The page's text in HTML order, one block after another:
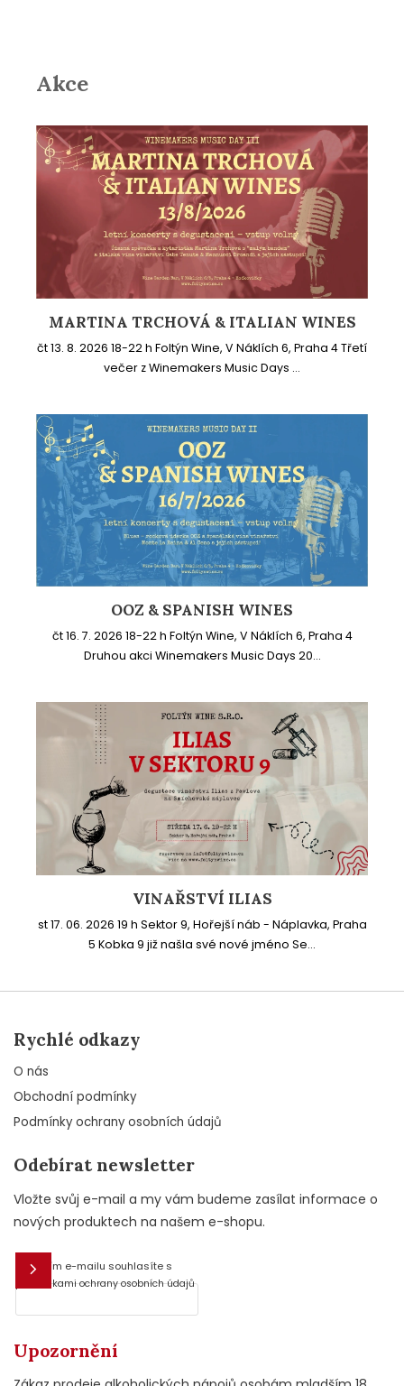
Akce
MARTINA TRCHOVÁ & ITALIAN WINES
čt 13. 8. 2026 18-22 h Foltýn Wine, V Náklích 6, Praha 4 Třetí
večer z Winemakers Music Days ...
OOZ & SPANISH WINES
čt 16. 7. 2026 18-22 h Foltýn Wine, V Náklích 6, Praha 4
Druhou akci Winemakers Music Days 20...
VINAŘSTVÍ ILIAS
st 17. 06. 2026 19 h Sektor 9, Hořejší náb - Náplavka, Praha
5 Kobka 9 již našla své nové jméno Se...
Rychlé odkazy
O nás
Obchodní podmínky
Podmínky ochrany osobních údajů
Odebírat newsletter
Vložte svůj e-mail a my vám budeme zasílat informace o
nových produktech na našem e-shopu.
E-mail
Vložením e-mailu souhlasíte s
podmínkami ochrany osobních údajů
Upozornění